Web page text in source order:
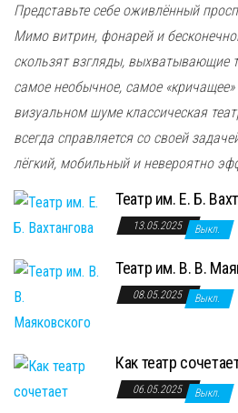
Представьте себе оживлённый
Мимо витрин, фонарей и
скользят взгляды, выхватывающие
самое необычное, самое
визуальном шуме классическая
всегда справляется со своей
лёгкий, мобильный и невероятно
Театр им. Е. Б.
13.05.2025 Выкл.
Театр им. В. В.
08.05.2025 Выкл.
Как театр
06.05.2025 Выкл.